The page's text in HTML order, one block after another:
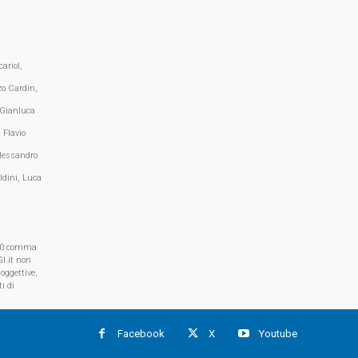
Cardin,
Flavio
Luca
comma
non
di
Facebook X Youtube